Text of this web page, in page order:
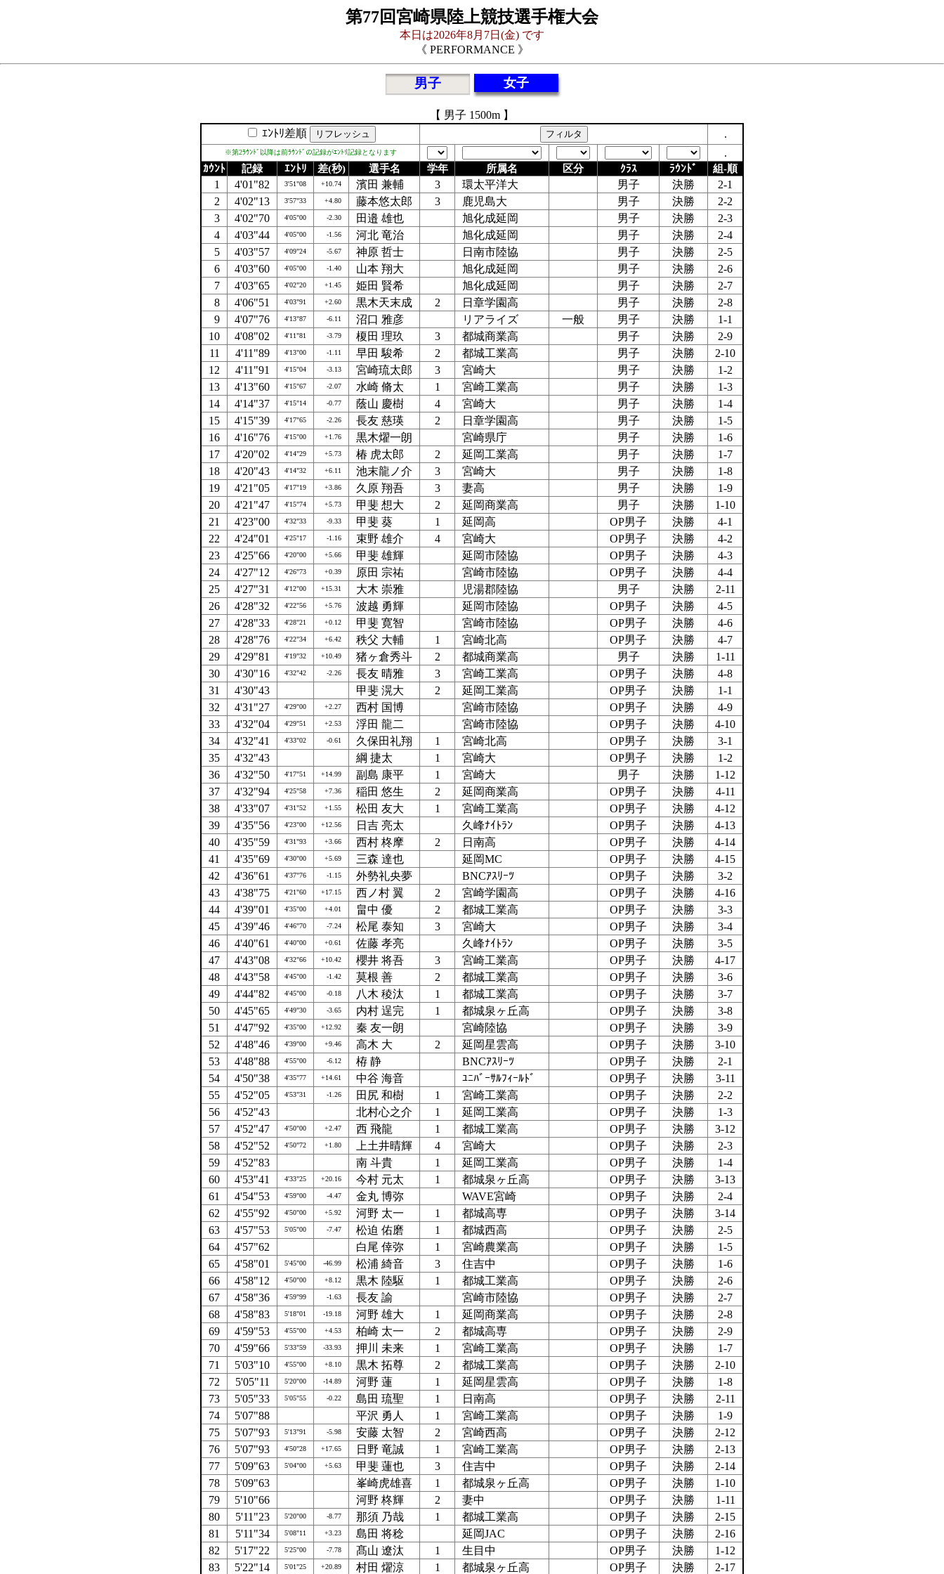
第77回宮崎県陸上競技選手権大会
本日は2026年8月7日(金) です
《 PERFORMANCE 》
男子 女子
【 男子 1500m 】
ｴﾝﾄﾘ差順
.
※第2ﾗｳﾝﾄﾞ以降は前ﾗｳﾝﾄﾞの記録がｴﾝﾄﾘ記録となります .
ｶｳﾝﾄ 記録 ｴﾝﾄﾘ 差(秒) 選手名 学年 所属名 区分 ｸﾗｽ ﾗｳﾝﾄﾞ 組-順
1 4'01"82 3'51"08 +10.74 濱田 兼輔 3 環太平洋大 男子 決勝
2-1
2
4'02"13 3'57"33 +4.80 藤本悠太郎 3 鹿児島大 男子 決勝
2-2
3
4'02"70 4'05"00 -2.30 田邉 雄也 旭化成延岡 男子 決勝
2-3
4
4'03"44 4'05"00 -1.56 河北 竜治 旭化成延岡 男子 決勝
2-4
5
4'03"57 4'09"24 -5.67 神原 哲士 日南市陸協 男子 決勝
2-5
6
4'03"60 4'05"00 -1.40 山本 翔大 旭化成延岡 男子 決勝
2-6
7
4'03"65 4'02"20 +1.45 姫田 賢希 旭化成延岡 男子 決勝
2-7
8
4'06"51 4'03"91 +2.60 黒木天末成 2 日章学園高 男子 決勝
2-8
9
4'07"76 4'13"87 -6.11 沼口 雅彦 リアライズ 一般 男子 決勝
1-1
10
4'08"02 4'11"81 -3.79 榎田 理玖 3 都城商業高 男子 決勝
2-9
11
4'11"89 4'13"00 -1.11 早田 駿希 2 都城工業高 男子 決勝
2-10
12
4'11"91 4'15"04 -3.13 宮崎琉太郎 3 宮崎大 男子 決勝
1-2
13
4'13"60 4'15"67 -2.07 水崎 脩太 1 宮崎工業高 男子 決勝
1-3
14
4'14"37 4'15"14 -0.77 蔭山 慶樹 4 宮崎大 男子 決勝
1-4
15
4'15"39 4'17"65 -2.26 長友 慈瑛 2 日章学園高 男子 決勝
1-5
16
4'16"76 4'15"00 +1.76 黒木燿一朗 宮崎県庁 男子 決勝
1-6
17
4'20"02 4'14"29 +5.73 椿 虎太郎 2 延岡工業高 男子 決勝
1-7
18
4'20"43 4'14"32 +6.11 池末龍ノ介 3 宮崎大 男子 決勝
1-8
19
4'21"05 4'17"19 +3.86 久原 翔吾 3 妻高 男子 決勝
1-9
20
4'21"47 4'15"74 +5.73 甲斐 想大 2 延岡商業高 男子 決勝
1-10
21
4'23"00 4'32"33 -9.33 甲斐 葵 1 延岡高 OP男子 決勝
4-1
22
4'24"01 4'25"17 -1.16 束野 雄介 4 宮崎大 OP男子 決勝
4-2
23
4'25"66 4'20"00 +5.66 甲斐 雄輝 延岡市陸協 OP男子 決勝
4-3
24
4'27"12 4'26"73 +0.39 原田 宗祐 宮崎市陸協 OP男子 決勝
4-4
25
4'27"31 4'12"00 +15.31 大木 崇雅 児湯郡陸協 男子 決勝
2-11
26
4'28"32 4'22"56 +5.76 波越 勇輝 延岡市陸協 OP男子 決勝
4-5
27
4'28"33 4'28"21 +0.12 甲斐 寛智 宮崎市陸協 OP男子 決勝
4-6
28
4'28"76 4'22"34 +6.42 秩父 大輔 1 宮崎北高 OP男子 決勝
4-7
29
4'29"81 4'19"32 +10.49 猪ヶ倉秀斗 2 都城商業高 男子 決勝
1-11
30
4'30"16 4'32"42 -2.26 長友 晴雅 3 宮崎工業高 OP男子 決勝
4-8
31
4'30"43 甲斐 滉大 2 延岡工業高 OP男子 決勝
1-1
32
4'31"27 4'29"00 +2.27 西村 国博 宮崎市陸協 OP男子 決勝
4-9
33
4'32"04 4'29"51 +2.53 浮田 龍二 宮崎市陸協 OP男子 決勝
4-10
34
4'32"41 4'33"02 -0.61 久保田礼翔 1 宮崎北高 OP男子 決勝
3-1
35
4'32"43 綱 捷太 1 宮崎大 OP男子 決勝
1-2
36
4'32"50 4'17"51 +14.99 副島 康平 1 宮崎大 男子 決勝
1-12
37
4'32"94 4'25"58 +7.36 稲田 悠生 2 延岡商業高 OP男子 決勝
4-11
38
4'33"07 4'31"52 +1.55 松田 友大 1 宮崎工業高 OP男子 決勝
4-12
39
4'35"56 4'23"00 +12.56 日吉 亮太 久峰ﾅｲﾄﾗﾝ OP男子 決勝
4-13
40
4'35"59 4'31"93 +3.66 西村 柊摩 2 日南高 OP男子 決勝
4-14
41
4'35"69 4'30"00 +5.69 三森 達也 延岡MC OP男子 決勝
4-15
42
4'36"61 4'37"76 -1.15 外勢礼央夢 BNCｱｽﾘｰﾂ OP男子 決勝
3-2
43
4'38"75 4'21"60 +17.15 西ノ村 翼 2 宮崎学園高 OP男子 決勝
4-16
44
4'39"01 4'35"00 +4.01 畠中 優 2 都城工業高 OP男子 決勝
3-3
45
4'39"46 4'46"70 -7.24 松尾 泰知 3 宮崎大 OP男子 決勝
3-4
46
4'40"61 4'40"00 +0.61 佐藤 孝亮 久峰ﾅｲﾄﾗﾝ OP男子 決勝
3-5
47
4'43"08 4'32"66 +10.42 櫻井 将吾 3 宮崎工業高 OP男子 決勝
4-17
48
4'43"58 4'45"00 -1.42 莫根 善 2 都城工業高 OP男子 決勝
3-6
49
4'44"82 4'45"00 -0.18 八木 稜汰 1 都城工業高 OP男子 決勝
3-7
50
4'45"65 4'49"30 -3.65 内村 逞完 1 都城泉ヶ丘高 OP男子 決勝
3-8
51
4'47"92 4'35"00 +12.92 秦 友一朗 宮崎陸協 OP男子 決勝
3-9
52
4'48"46 4'39"00 +9.46 高木 大 2 延岡星雲高 OP男子 決勝
3-10
53
4'48"88 4'55"00 -6.12 栫 静 BNCｱｽﾘｰﾂ OP男子 決勝
2-1
54
4'50"38 4'35"77 +14.61 中谷 海音 ﾕﾆﾊﾞｰｻﾙﾌｨｰﾙﾄﾞ OP男子 決勝
3-11
55
4'52"05 4'53"31 -1.26 田尻 和樹 1 宮崎工業高 OP男子 決勝
2-2
56
4'52"43 北村心之介 1 延岡工業高 OP男子 決勝
1-3
57
4'52"47 4'50"00 +2.47 西 飛龍 1 都城工業高 OP男子 決勝
3-12
58
4'52"52 4'50"72 +1.80 上土井晴輝 4 宮崎大 OP男子 決勝
2-3
59
4'52"83 南 斗貴 1 延岡工業高 OP男子 決勝
1-4
60
4'53"41 4'33"25 +20.16 今村 元太 1 都城泉ヶ丘高 OP男子 決勝
3-13
61
4'54"53 4'59"00 -4.47 金丸 博弥 WAVE宮崎 OP男子 決勝
2-4
62
4'55"92 4'50"00 +5.92 河野 太一 1 都城高専 OP男子 決勝
3-14
63
4'57"53 5'05"00 -7.47 松迫 佑磨 1 都城西高 OP男子 決勝
2-5
64
4'57"62 白尾 倖弥 1 宮崎農業高 OP男子 決勝
1-5
65
4'58"01 5'45"00 -46.99 松浦 綺音 3 住吉中 OP男子 決勝
1-6
66
4'58"12 4'50"00 +8.12 黒木 陸駆 1 都城工業高 OP男子 決勝
2-6
67
4'58"36 4'59"99 -1.63 長友 諭 宮崎市陸協 OP男子 決勝
2-7
68
4'58"83 5'18"01 -19.18 河野 雄大 1 延岡商業高 OP男子 決勝
2-8
69
4'59"53 4'55"00 +4.53 柏崎 太一 2 都城高専 OP男子 決勝
2-9
70
4'59"66 5'33"59 -33.93 押川 未来 1 宮崎工業高 OP男子 決勝
1-7
71
5'03"10 4'55"00 +8.10 黒木 拓尊 2 都城工業高 OP男子 決勝
2-10
72
5'05"11 5'20"00 -14.89 河野 蓮 1 延岡星雲高 OP男子 決勝
1-8
73
5'05"33 5'05"55 -0.22 島田 琉聖 1 日南高 OP男子 決勝
2-11
74
5'07"88 平沢 勇人 1 宮崎工業高 OP男子 決勝
1-9
75
5'07"93 5'13"91 -5.98 安藤 太智 2 宮崎西高 OP男子 決勝
2-12
76
5'07"93 4'50"28 +17.65 日野 竜誠 1 宮崎工業高 OP男子 決勝
2-13
77
5'09"63 5'04"00 +5.63 甲斐 蓮也 3 住吉中 OP男子 決勝
2-14
78
5'09"63 峯崎虎雄喜 1 都城泉ヶ丘高 OP男子 決勝
1-10
79
5'10"66 河野 柊輝 2 妻中 OP男子 決勝
1-11
80
5'11"23 5'20"00 -8.77 那須 乃哉 1 都城工業高 OP男子 決勝
2-15
81
5'11"34 5'08"11 +3.23 島田 将稔 延岡JAC OP男子 決勝
2-16
82
5'17"22 5'25"00 -7.78 髙山 遼汰 1 生目中 OP男子 決勝
1-12
83
5'22"14 5'01"25 +20.89 村田 燿涼 1 都城泉ヶ丘高 OP男子 決勝 2-17